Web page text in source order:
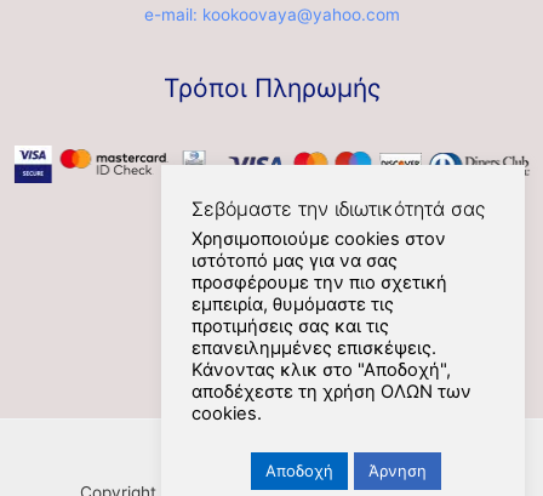
e-mail: kookoovaya@yahoo.com
Τρόποι Πληρωμής
Social
Copyright [Nafplios] [2021] [kookoovaya.online] |
Σεβόμαστε την ιδιωτικότητά σας
Χρησιμοποιούμε cookies στον
ιστότοπό μας για να σας
προσφέρουμε την πιο σχετική
εμπειρία, θυμόμαστε τις
προτιμήσεις σας και τις
επανειλημμένες επισκέψεις.
Κάνοντας κλικ στο "Αποδοχή",
αποδέχεστε τη χρήση ΟΛΩΝ των
cookies.
Αποδοχή Άρνηση